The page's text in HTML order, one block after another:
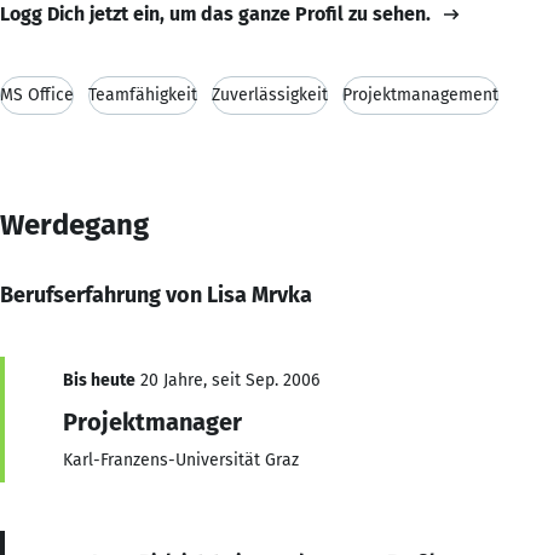
Logg Dich jetzt ein, um das ganze Profil zu sehen.
MS Office Teamfähigkeit Zuverlässigkeit Projektmanagement
Werdegang
Berufserfahrung von Lisa Mrvka
Bis heute 20 Jahre, seit Sep. 2006
Projektmanager
Karl-Franzens-Universität Graz